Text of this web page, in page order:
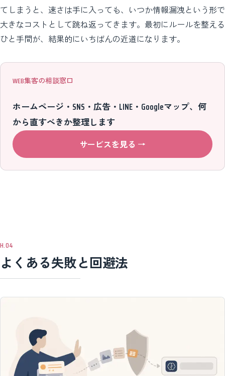
てしまうと、速さは手に入っても、いつか情報漏洩という形で
大きなコストとして跳ね返ってきます。最初にルールを整える
ひと手間が、結果的にいちばんの近道になります。
WEB集客の相談窓口
ホームページ・SNS・広告・LINE・Googleマップ、何
から直すべきか整理します
サービスを見る →
よくある失敗と回避法